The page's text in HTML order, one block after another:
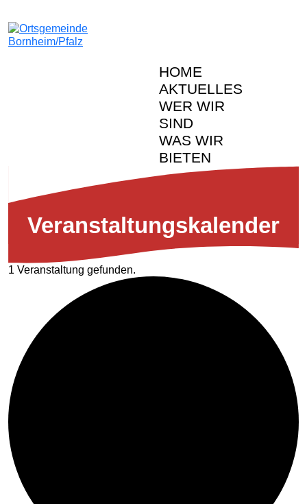
HOME
AKTUELLES
WER WIR
SIND
WAS WIR
BIETEN
Veranstal­tungs­kalender
1 Veranstaltung gefunden.